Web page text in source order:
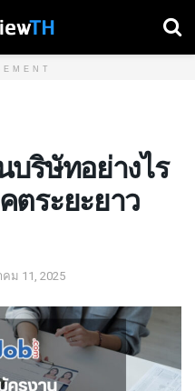
ริษัทอย่างไร
ตระยะยาว
ม 11, 2025